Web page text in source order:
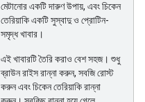
মেটানোর একটি দারুণ উপায়, এবং চিকেন
তেরিয়াকি একটি সুস্বাদু ও প্রোটিন-
সমৃদ্ধ খাবার।
এই খাবারটি তৈরি করাও বেশ সহজ। শুধু
ব্রাউন রাইস রান্না করুন, সবজি রোস্ট
করুন এবং চিকেন তেরিয়াকি রান্না